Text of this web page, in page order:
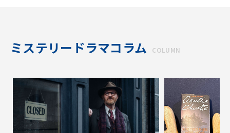
ミステリードラマコラム COLUMN